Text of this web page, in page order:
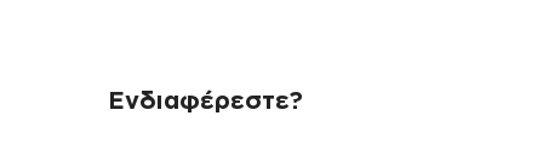
Ενδιαφέρεστε?